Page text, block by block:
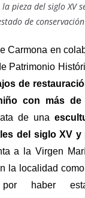
pieza del siglo XV
de conservación
Carmona en
Patrimonio
de
con más de
de una
del siglo XV y
a la Virgen
la localidad
haber